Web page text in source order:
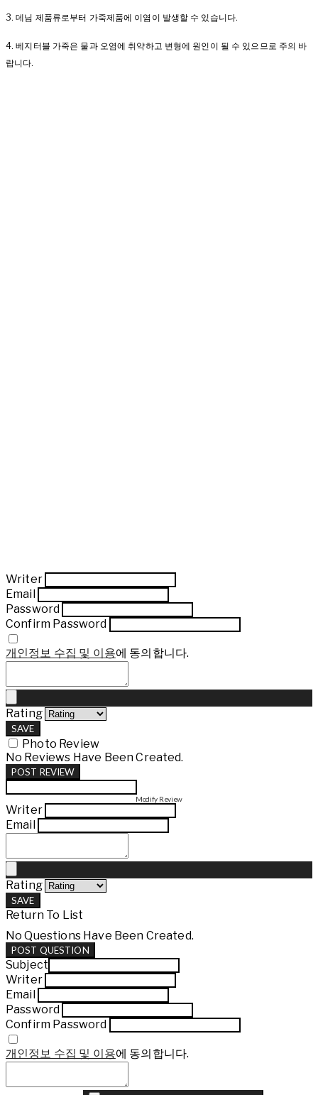
3. 데님 제품류로부터 가죽제품에 이염이 발생할 수 있습니다.
4. 베지터블 가죽은 물과 오염에 취약하고 변형에 원인이 될 수 있으므로 주의 바
랍니다.
Writer
Email
Password
Confirm Password
개인정보 수집 및 이용에 동의합니다.
Rating
SAVE
Photo Review
No Reviews Have Been Created.
POST REVIEW
Modify Review
Writer
Email
Rating
SAVE
Return To List
No Questions Have Been Created.
POST QUESTION
Subject
Writer
Email
Password
Confirm Password
개인정보 수집 및 이용에 동의합니다.